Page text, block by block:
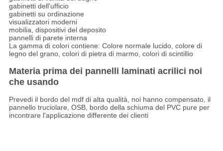
gabinetti dell'ufficio
gabinetti su ordinazione
visualizzatori moderni
mobilia, dispositivi del deposito
pannelli di parete interna
La gamma di colori contiene: Colore normale lucido, colore di
legno del grano, colori di pietra di marmo, colori di scintillio
Materia prima dei pannelli laminati acrilici noi
che usando
Prevedi il bordo del mdf di alta qualità, noi hanno compensato, il
pannello truciolare, OSB, bordo della schiuma del PVC pure per
incontrare l'applicazione differente dei clienti